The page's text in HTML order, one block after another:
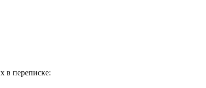
в переписке: